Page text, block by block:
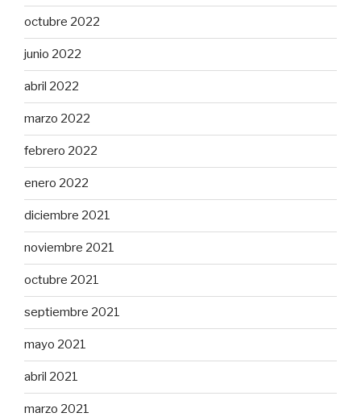
octubre 2022
junio 2022
abril 2022
marzo 2022
febrero 2022
enero 2022
diciembre 2021
noviembre 2021
octubre 2021
septiembre 2021
mayo 2021
abril 2021
marzo 2021